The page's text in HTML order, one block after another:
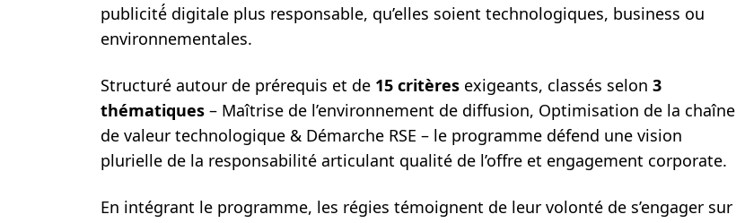
publicité́ digitale plus responsable, qu’elles soient technologiques, business ou
environnementales.
Structuré autour de prérequis et de 15 critères exigeants, classés selon 3
thématiques – Maîtrise de l’environnement de diffusion, Optimisation de la chaîne
de valeur technologique & Démarche RSE – le programme défend une vision
plurielle de la responsabilité articulant qualité de l’offre et engagement corporate.
En intégrant le programme, les régies témoignent de leur volonté de s’engager sur